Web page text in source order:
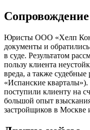
Сопровождение
Юристы ООО «Хелп
документы и
в суде. Результатом
пользу клиента
вреда, а также
«Испанские
поступили клиенту на
большой опыт
застройщиков в Москве